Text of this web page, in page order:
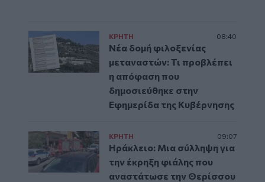
ΚΡΗΤΗ 08:40
Νέα δομή φιλοξενίας
μεταναστών: Τι προβλέπει
η απόφαση που
δημοσιεύθηκε στην
Εφημερίδα της Κυβέρνησης
ΚΡΗΤΗ 09:07
Ηράκλειο: Μια σύλληψη για
την έκρηξη φιάλης που
αναστάτωσε την Θερίσσου